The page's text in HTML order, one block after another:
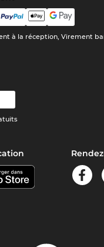
à la réception, Virement